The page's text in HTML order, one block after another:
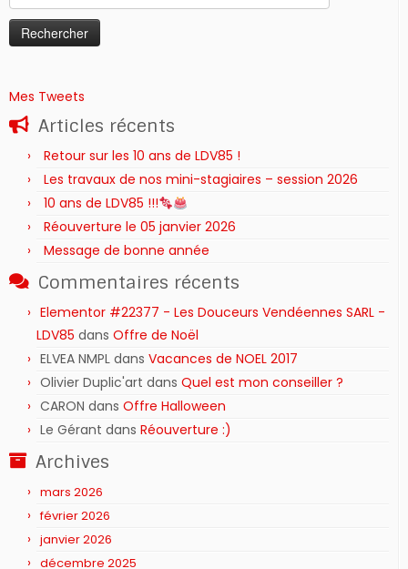
Mes Tweets
Articles récents
Retour sur les 10 ans de LDV85 !
Les travaux de nos mini-stagiaires – session 2026 ‍‍‍‍‍
10 ans de LDV85 !!!
Réouverture le 05 janvier 2026
Message de bonne année
Commentaires récents
Elementor #22377 - Les Douceurs Vendéennes SARL -
LDV85 dans Offre de Noël
ELVEA NMPL dans Vacances de NOEL 2017
Olivier Duplic'art dans Quel est mon conseiller ?
CARON dans Offre Halloween
Le Gérant dans Réouverture :)
Archives
mars 2026
février 2026
janvier 2026
décembre 2025